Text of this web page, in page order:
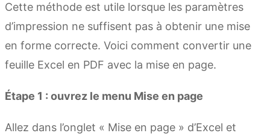
Cette méthode est utile lorsque les paramètres
d’impression ne suffisent pas à obtenir une mise
en forme correcte. Voici comment convertir une
feuille Excel en PDF avec la mise en page.
Étape 1 : ouvrez le menu Mise en page
Allez dans l’onglet « Mise en page » d’Excel et